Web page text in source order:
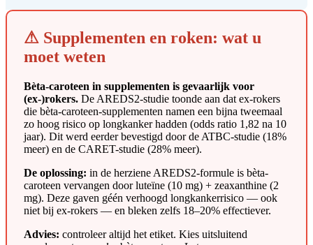
⚠ Supplementen en roken: wat u
moet weten
Bèta-caroteen in supplementen is gevaarlijk voor
(ex-)rokers. De AREDS2-studie toonde aan dat ex-rokers
die bèta-caroteen-supplementen namen een bijna tweemaal
zo hoog risico op longkanker hadden (odds ratio 1,82 na 10
jaar). Dit werd eerder bevestigd door de ATBC-studie (18%
meer) en de CARET-studie (28% meer).
De oplossing: in de herziene AREDS2-formule is bèta-
caroteen vervangen door luteïne (10 mg) + zeaxanthine (2
mg). Deze gaven géén verhoogd longkankerrisico — ook
niet bij ex-rokers — en bleken zelfs 18–20% effectiever.
Advies: controleer altijd het etiket. Kies uitsluitend